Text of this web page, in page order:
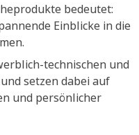
bedeutet:
Einblicke in die
technischen und
setzen dabei auf
und persönlicher